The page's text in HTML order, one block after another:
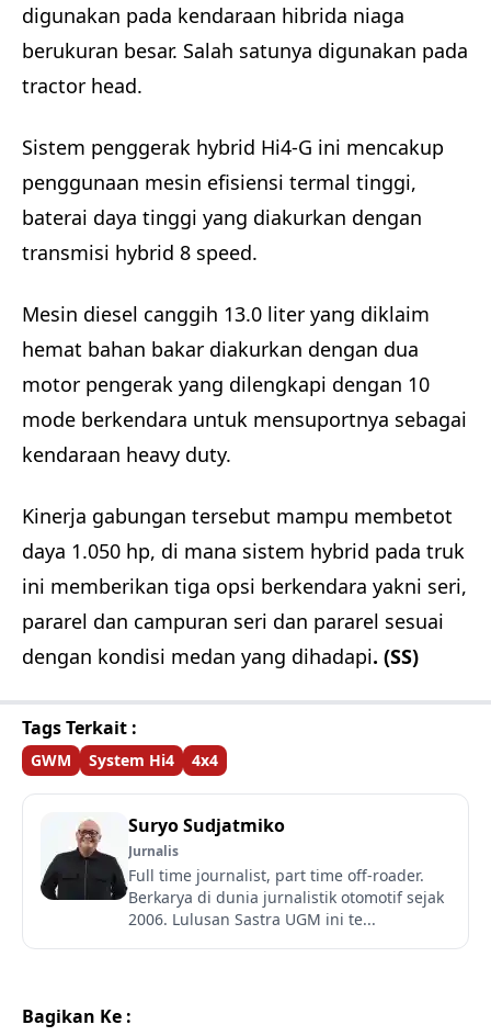
digunakan pada kendaraan hibrida niaga
berukuran besar. Salah satunya digunakan pada
tractor head.
Sistem penggerak hybrid Hi4-G ini mencakup
penggunaan mesin efisiensi termal tinggi,
baterai daya tinggi yang diakurkan dengan
transmisi hybrid 8 speed.
Mesin diesel canggih 13.0 liter yang diklaim
hemat bahan bakar diakurkan dengan dua
motor pengerak yang dilengkapi dengan 10
mode berkendara untuk mensuportnya sebagai
kendaraan heavy duty.
Kinerja gabungan tersebut mampu membetot
daya 1.050 hp, di mana sistem hybrid pada truk
ini memberikan tiga opsi berkendara yakni seri,
pararel dan campuran seri dan pararel sesuai
dengan kondisi medan yang dihadapi. (SS)
Tags Terkait :
GWM System Hi4 4x4
Suryo Sudjatmiko
Jurnalis
Full time journalist, part time off-roader.
Berkarya di dunia jurnalistik otomotif sejak
2006. Lulusan Sastra UGM ini te...
Bagikan Ke :